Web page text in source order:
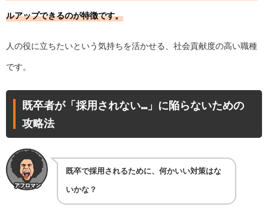
ルアップできるのが特徴です。
人の役に立ちたいという気持ちを活かせる、社会貢献度の高い職種
です。
既卒者が「採用されない…」に陥らないための
攻略法
既卒で採用されるために、何かいい対策はな
いかな？